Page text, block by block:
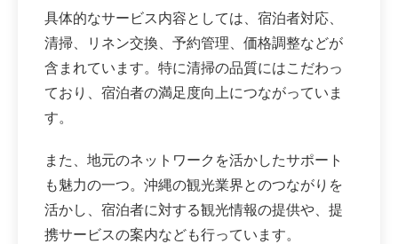
具体的なサービス内容としては、宿泊者対応、
清掃、リネン交換、予約管理、価格調整などが
含まれています。特に清掃の品質にはこだわっ
ており、宿泊者の満足度向上につながっていま
す。
また、地元のネットワークを活かしたサポート
も魅力の一つ。沖縄の観光業界とのつながりを
活かし、宿泊者に対する観光情報の提供や、提
携サービスの案内なども行っています。